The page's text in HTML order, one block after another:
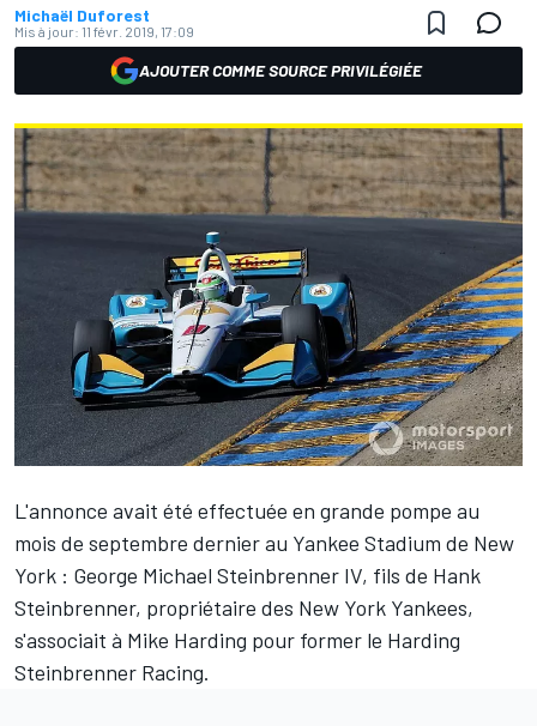
Michaël Duforest
Mis à jour: 11 févr. 2019, 17:09
AJOUTER COMME SOURCE PRIVILÉGIÉE
L'annonce avait été effectuée en grande pompe au
mois de septembre dernier au Yankee Stadium de New
York : George Michael Steinbrenner IV, fils de Hank
Steinbrenner, propriétaire des New York Yankees,
s'associait à Mike Harding pour former le Harding
Steinbrenner Racing.